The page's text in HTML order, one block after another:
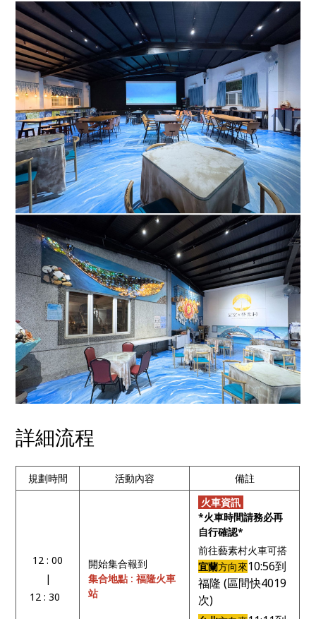
詳細流程
規劃時間 活動內容 備註
12 : 00
|
12 : 30
開始集合報到
集合地點 : 福隆火車
站
火車資訊
*火車時間請務必再
自行確認*
前往藝素村火車可搭
宜蘭方向來10:56到
福隆 (區間快4019
次)